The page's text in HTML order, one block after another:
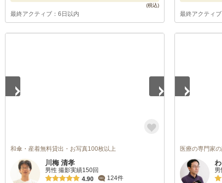
最終アクティブ：6日以内 最終アクティ
和傘・産着無料貸出・お写真100枚以上
川梅 清孝
男性 撮影実績150回
4.90
124件
医療の専門家